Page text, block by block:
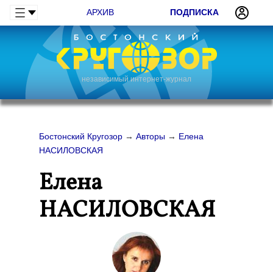
АРХИВ ПОДПИСКА
независимый интернет-журнал
Бостонский Кругозор → Авторы → Елена
НАСИЛОВСКАЯ
Елена
НАСИЛОВСКАЯ